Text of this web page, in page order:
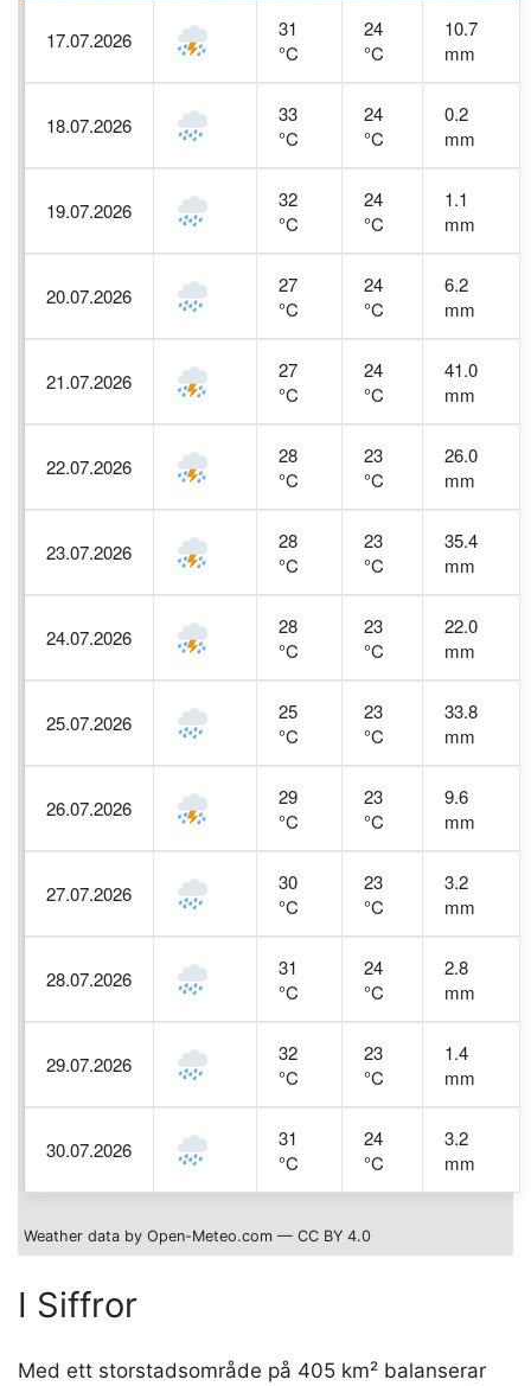
17.07.2026
31
°C
24
°C
10.7
mm
18.07.2026
33
°C
24
°C
0.2
mm
19.07.2026
32
°C
24
°C
1.1
mm
20.07.2026
27
°C
24
°C
6.2
mm
21.07.2026
27
°C
24
°C
41.0
mm
22.07.2026
28
°C
23
°C
26.0
mm
23.07.2026
28
°C
23
°C
35.4
mm
24.07.2026
28
°C
23
°C
22.0
mm
25.07.2026
25
°C
23
°C
33.8
mm
26.07.2026
29
°C
23
°C
9.6
mm
27.07.2026
30
°C
23
°C
3.2
mm
28.07.2026
31
°C
24
°C
2.8
mm
29.07.2026
32
°C
23
°C
1.4
mm
30.07.2026
31
°C
24
°C
3.2
mm
Weather data by Open-Meteo.com — CC BY 4.0
I Siffror
Med ett storstadsområde på 405 km² balanserar